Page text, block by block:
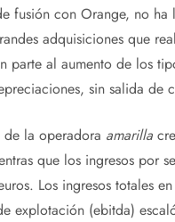
fusión con Orange, no ha
adquisiciones que
parte al aumento de los
sin salida de
la operadora amarilla
que los ingresos por
Los ingresos totales
explotación (ebitda)